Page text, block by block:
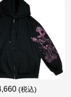
(税込)